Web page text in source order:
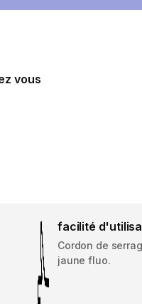
vous
facilité
Cordon de
jaune fluo.